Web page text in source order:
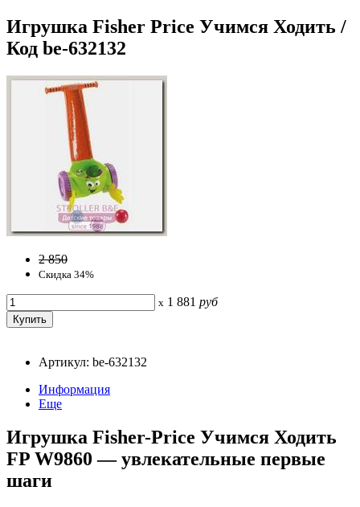
Игрушка Fisher Price Учимся Ходить /
Код be-632132
2 850
Скидка 34%
x 1 881 руб
Артикул: be-632132
Информация
Еще
Игрушка Fisher-Price Учимся Ходить
FP W9860 — увлекательные первые
шаги